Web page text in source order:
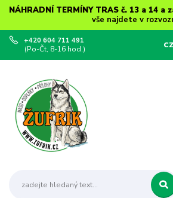
NÁHRADNÍ TERMÍNY TRAS č. 13 a 14 a
vše najdete v
+420 604 711 491
(Po-Čt, 8-16 hod.)